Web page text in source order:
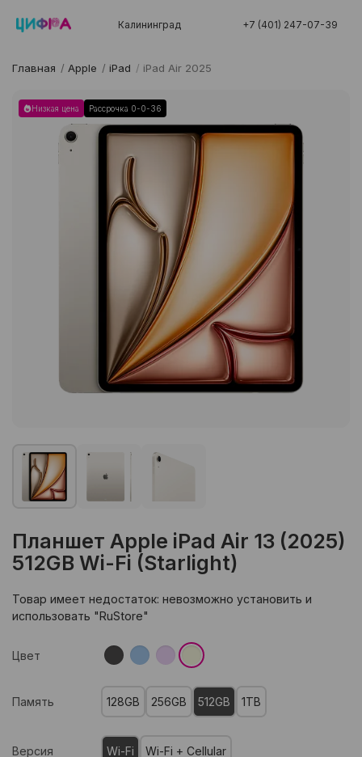
Калининград +7 (401) 247-07-39
Главная / Apple / iPad / iPad Air 2025
Низкая цена Рассрочка 0-0-36
Планшет Apple iPad Air 13 (2025)
512GB Wi-Fi (Starlight)
Товар имеет недостаток: невозможно установить и
использовать "RuStore"
Цвет
Память 128GB 256GB 512GB 1TB
Версия Wi-Fi Wi-Fi + Cellular